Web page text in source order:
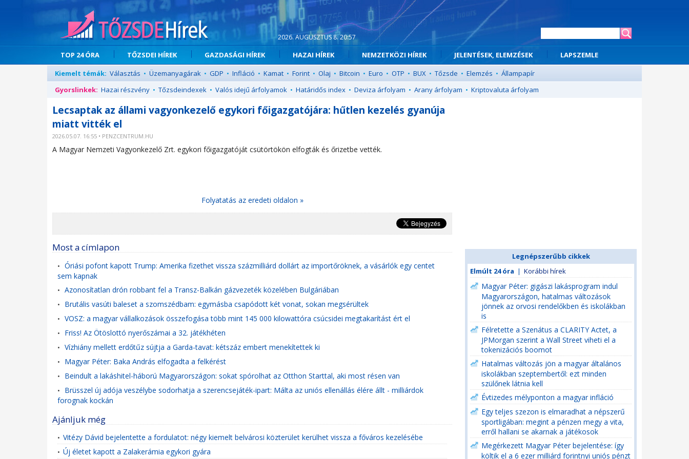
2026. AUGUSZTUS 8. 20:57
TOP 24 ÓRA TŐZSDEI HÍREK GAZDASÁGI HÍREK HAZAI HÍREK NEMZETKÖZI HÍREK JELENTÉSEK, ELEMZÉSEK
LAPSZEMLE
Kiemelt témák: Választás • Üzemanyagárak • GDP • Infláció • Kamat • Forint • Olaj • Bitcoin • Euro • OTP • BUX • Tőzsde • Elemzés • Állampapír
Gyorslinkek: Hazai részvény • Tőzsdeindexek • Valós idejű árfolyamok • Határidős index • Deviza árfolyam • Arany árfolyam • Kriptovaluta árfolyam
Lecsaptak az állami vagyonkezelő egykori főigazgatójára: hűtlen kezelés gyanúja
miatt vitték el
2026.05.07. 16:55 • PENZCENTRUM.HU
A Magyar Nemzeti Vagyonkezelő Zrt. egykori főigazgatóját csütörtökön elfogták és őrizetbe vették.
Folyatatás az eredeti oldalon »
Most a címlapon
• Óriási pofont kapott Trump: Amerika fizethet vissza százmilliárd dollárt az importőröknek, a vásárlók egy centet
sem kapnak
• Azonosítatlan drón robbant fel a Transz-Balkán gázvezeték közelében Bulgáriában
• Brutális vasúti baleset a szomszédbam: egymásba csapódott két vonat, sokan megsérültek
• VOSZ: a magyar vállalkozások összefogása több mint 145 000 kilowattóra csúcsidei megtakarítást ért el
• Friss! Az Ötöslottó nyerőszámai a 32. játékhéten
• Vízhiány mellett erdőtűz sújtja a Garda-tavat: kétszáz embert menekítettek ki
• Magyar Péter: Baka András elfogadta a felkérést
• Beindult a lakáshitel-háború Magyarországon: sokat spórolhat az Otthon Starttal, aki most résen van
• Brüsszel új adója veszélybe sodorhatja a szerencsejáték-ipart: Málta az uniós ellenállás élére állt - milliárdok
forognak kockán
Ajánljuk még
• Vitézy Dávid bejelentette a fordulatot: négy kiemelt belvárosi közterület kerülhet vissza a főváros kezelésébe
• Új életet kapott a Zalakerámia egykori gyára
Legnépszerűbb cikkek
Elmúlt 24 óra | Korábbi hírek
Magyar Péter: gigászi lakásprogram indul
Magyarországon, hatalmas változások
jönnek az orvosi rendelőkben és iskolákban
is
Félretette a Szenátus a CLARITY Actet, a
JPMorgan szerint a Wall Street viheti el a
tokenizációs boomot
Hatalmas változás jön a magyar általános
iskolákban szeptembertől: ezt minden
szülőnek látnia kell
Évtizedes mélyponton a magyar infláció
Egy teljes szezon is elmaradhat a népszerű
sportligában: megint a pénzen megy a vita,
erről hallani se akarnak a játékosok
Megérkezett Magyar Péter bejelentése: így
költik el a 6 ezer milliárd forintnyi uniós pénzt